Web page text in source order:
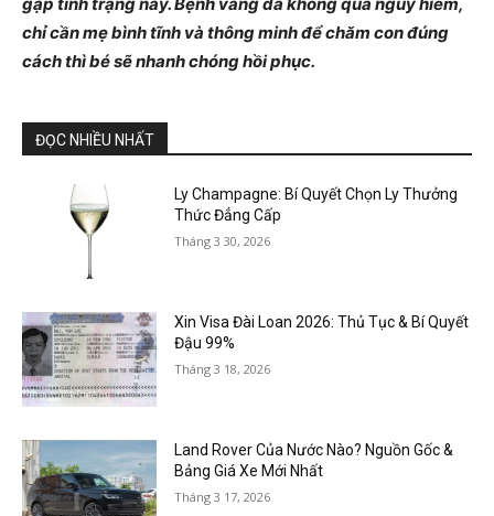
chỉ cần mẹ bình tĩnh và thông minh để chăm con đúng
cách thì bé sẽ nhanh chóng hồi phục.
ĐỌC NHIỀU NHẤT
Ly Champagne: Bí Quyết Chọn Ly Thưởng
Thức Đẳng Cấp
Tháng 3 30, 2026
Xin Visa Đài Loan 2026: Thủ Tục & Bí Quyết
Đậu 99%
Tháng 3 18, 2026
Land Rover Của Nước Nào? Nguồn Gốc &
Bảng Giá Xe Mới Nhất
Tháng 3 17, 2026